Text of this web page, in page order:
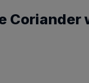
Coriander